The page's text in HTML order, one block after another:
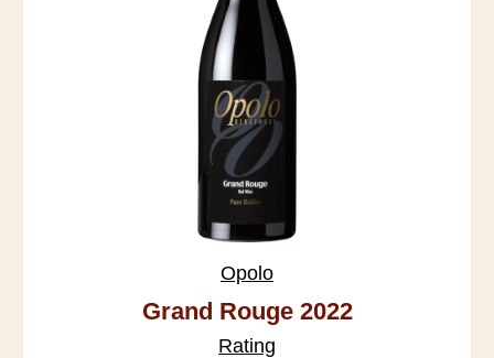
Opolo
Grand Rouge 2022
Rating